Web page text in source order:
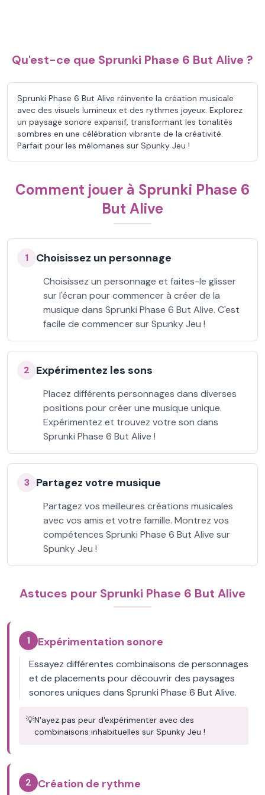
Qu'est-ce que Sprunki Phase 6 But Alive ?
Sprunki Phase 6 But Alive réinvente la création musicale
avec des visuels lumineux et des rythmes joyeux. Explorez
un paysage sonore expansif, transformant les tonalités
sombres en une célébration vibrante de la créativité.
Parfait pour les mélomanes sur Spunky Jeu !
Comment jouer à Sprunki Phase 6
But Alive
1 Choisissez un personnage
Choisissez un personnage et faites-le glisser
sur l'écran pour commencer à créer de la
musique dans Sprunki Phase 6 But Alive. C'est
facile de commencer sur Spunky Jeu !
2 Expérimentez les sons
Placez différents personnages dans diverses
positions pour créer une musique unique.
Expérimentez et trouvez votre son dans
Sprunki Phase 6 But Alive !
3 Partagez votre musique
Partagez vos meilleures créations musicales
avec vos amis et votre famille. Montrez vos
compétences Sprunki Phase 6 But Alive sur
Spunky Jeu !
Astuces pour Sprunki Phase 6 But Alive
1 Expérimentation sonore
Essayez différentes combinaisons de personnages
et de placements pour découvrir des paysages
sonores uniques dans Sprunki Phase 6 But Alive.
💡N'ayez pas peur d'expérimenter avec des
combinaisons inhabituelles sur Spunky Jeu !
2 Création de rythme